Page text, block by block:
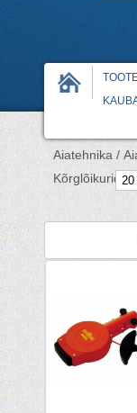
Aiatehnika /
Kõrglõikurid /